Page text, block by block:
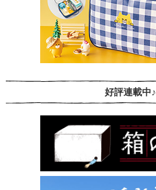
好評連載中♪